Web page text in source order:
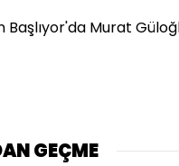
Başlıyor'da Murat
GEÇME